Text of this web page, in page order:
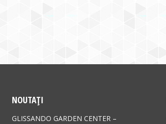
NOUTAȚI
GLISSANDO GARDEN CENTER –